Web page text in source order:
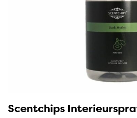
Scentchips